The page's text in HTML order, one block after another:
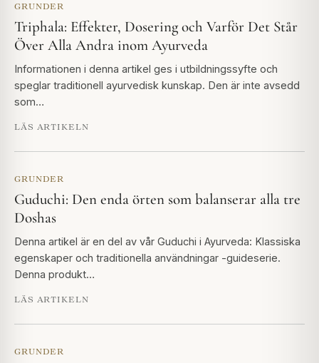
GRUNDER
Triphala: Effekter, Dosering och Varför Det Står
Över Alla Andra inom Ayurveda
Informationen i denna artikel ges i utbildningssyfte och
speglar traditionell ayurvedisk kunskap. Den är inte avsedd
som…
LÄS ARTIKELN
GRUNDER
Guduchi: Den enda örten som balanserar alla tre
Doshas
Denna artikel är en del av vår Guduchi i Ayurveda: Klassiska
egenskaper och traditionella användningar -guideserie.
Denna produkt…
LÄS ARTIKELN
GRUNDER